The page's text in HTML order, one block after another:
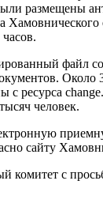
размещены
файл
ресурса
человек.
сайту
с